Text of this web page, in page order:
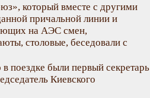
который вместе с другими
причальной линии и
на АЭС смен,
столовые, беседовали с
были первый секретарь
Киевского